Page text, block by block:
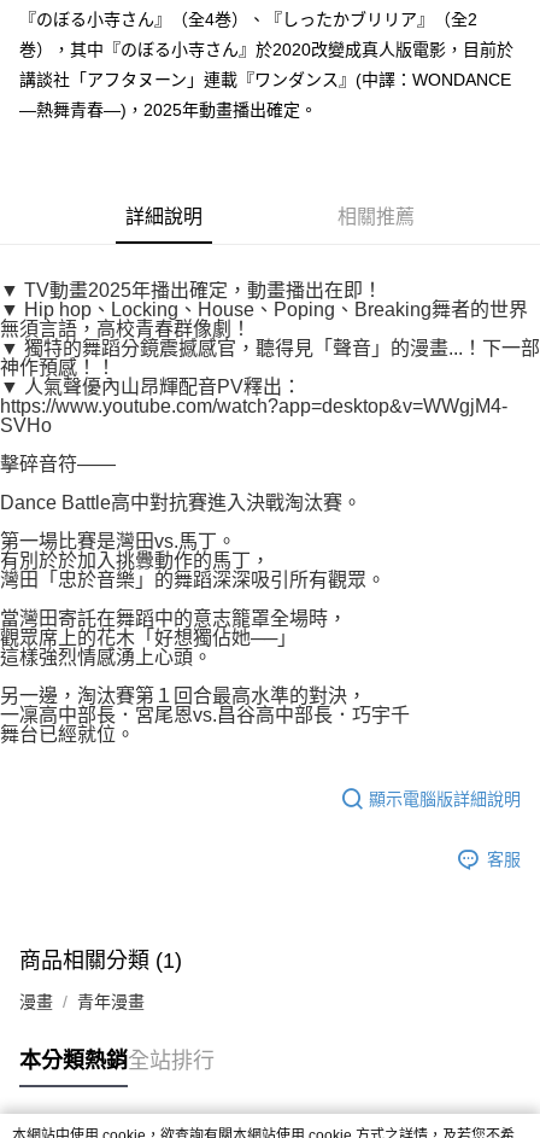
１．透過由恩沛科技股份有限公司提供之「AFTEE先享後付」服務完成之交
易，需依本服務之必要範圍內提供個人資料，並將交易相關給付款項請求債
權轉讓予恩沛科技股份有限公司。
２．關於個人資料處理事宜，請瀏覽以下網址：
３．未成年的使用者請事先徵得法定代理人或監護人之同意方可使用
時審查核予不同之上限額度；若仍有額度不足之情形，本公司將視審查結果
請求用戶進行身份認證。
５．嚴禁一人註冊多個帳號或使用他人資訊註冊。若發現惡意使用之情形，
每筆NT$80，滿NT$500(含以上)免運費
付款後7-11取貨
每筆NT$80，滿NT$500(含以上)免運費
『のぼる小寺さん』（全4巻）、『しったかブリリア』（全2
巻），其中『のぼる小寺さん』於2020改變成真人版電影，目前於
講談社「アフタヌーン」連載『ワンダンス』(中譯：WONDANCE
—熱舞青春—)，2025年動畫播出確定。
詳細說明 相關推薦
▼ TV動畫2025年播出確定，動畫播出在即！
▼ Hip hop、Locking、House、Poping、Breaking舞者的世界
無須言語，高校青春群像劇！
▼ 獨特的舞蹈分鏡震撼感官，聽得見「聲音」的漫畫...！下一部
神作預感！！
▼ 人氣聲優內山昂輝配音PV釋出：
https://www.youtube.com/watch?app=desktop&v=WWgjM4-
SVHo
擊碎音符——
Dance Battle高中對抗賽進入決戰淘汰賽。
第一場比賽是灣田vs.馬丁。
有別於於加入挑釁動作的馬丁，
灣田「忠於音樂」的舞蹈深深吸引所有觀眾。
當灣田寄託在舞蹈中的意志籠罩全場時，
觀眾席上的花木「好想獨佔她──」
這樣強烈情感湧上心頭。
另一邊，淘汰賽第１回合最高水準的對決，
一凜高中部長．宮尾恩vs.昌谷高中部長．巧宇千
舞台已經就位。
顯示電腦版詳細說明
客服
商品相關分類 (1)
漫畫 青年漫畫
本分類熱銷全站排行